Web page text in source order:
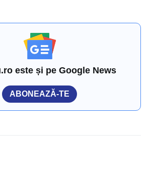
este și pe Google News
ABONEAZĂ-TE